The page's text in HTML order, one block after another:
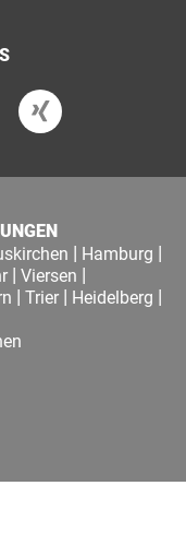
| Hamburg |
| Viersen |
| Trier | Heidelberg |